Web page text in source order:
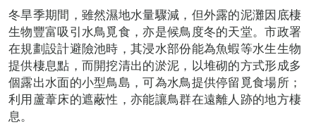
冬旱季期間，雖然濕地水量驟減，但外露的泥灘因底棲
生物豐富吸引水鳥覓食，亦是候鳥度冬的天堂。市政署
在規劃設計避險池時，其浸水部份能為魚蝦等水生生物
提供棲息點，而開挖清出的淤泥，以堆砌的方式形成多
個露出水面的小型鳥島，可為水鳥提供停留覓食場所；
利用蘆葦床的遮蔽性，亦能讓鳥群在遠離人跡的地方棲
息。